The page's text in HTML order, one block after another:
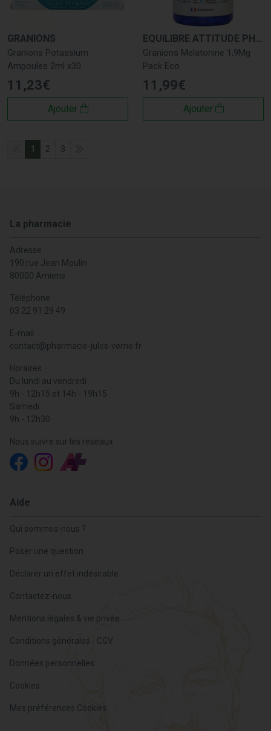
GRANIONS
Granions Potassium
Ampoules 2ml x30
11 ,23€
Ajouter
EQUILIBRE ATTITUDE PHARMA
Granions Melatonine 1,9Mg
Pack Eco
11 ,99€
Ajouter
1 2 3
La pharmacie
Adresse
190 rue Jean Moulin
80000 Amiens
Téléphone
03 22 91 29 49
E-mail
contact@pharmacie-jules-verne.fr
Horaires
Du lundi au vendredi
9h - 12h15 et 14h - 19h15
Samedi
9h - 12h30
Nous suivre sur les réseaux
Aide
Qui sommes-nous ?
Poser une question
Déclarer un effet indésirable
Contactez-nous
Mentions légales & vie privée
Conditions générales - CGV
Données personnelles
Cookies
Mes préférences Cookies